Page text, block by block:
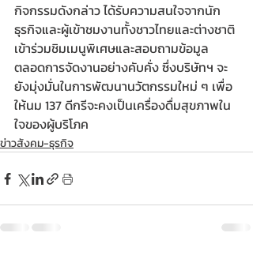
กิจกรรมดังกล่าว ได้รับความสนใจจากนัก
ธุรกิจและผู้เข้าชมงานทั้งชาวไทยและต่างชาติ
เข้าร่วมชิมเมนูพิเศษและสอบถามข้อมูล
ตลอดการจัดงานอย่างคับคั่ง ซึ่งบริษัทฯ จะ
ยังมุ่งมั่นในการพัฒนานวัตกรรมใหม่ ๆ เพื่อ
ให้นม 137 ดีกรีจะคงเป็นเครื่องดื่มสุขภาพใน
ใจของผู้บริโภค
ข่าวสังคม-ธุรกิจ